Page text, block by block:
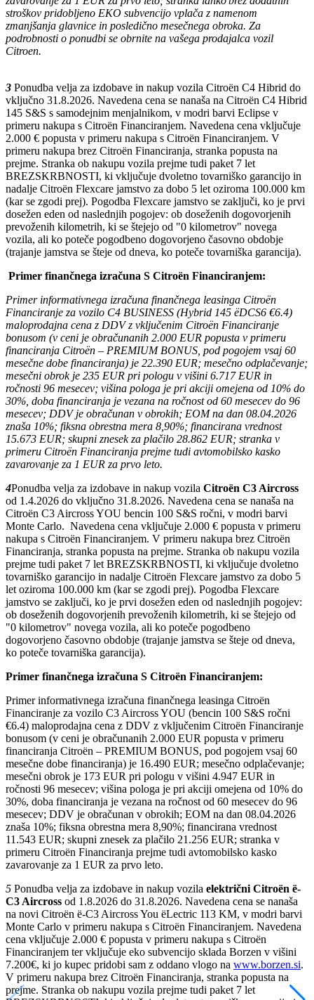
stroškov pridobljeno EKO subvencijo vplača z namenom
zmanjšanja glavnice in posledično mesečnega obroka. Za
podrobnosti o ponudbi se obrnite na vašega prodajalca vozil
Citroen.
3 Ponudba velja za izdobave in nakup vozila Citroën C4 Hibrid do
vključno 31.8.2026. Navedena cena se nanaša na Citroën C4 Hibrid
145 S&S s samodejnim menjalnikom, v modri barvi Eclipse v
primeru nakupa s Citroën Financiranjem. Navedena cena vključuje
2.000 € popusta v primeru nakupa s Citroën Financiranjem. V
primeru nakupa brez Citroën Financiranja, stranka popusta na
prejme. Stranka ob nakupu vozila prejme tudi paket 7 let
BREZSKRBNOSTI, ki vključuje dvoletno tovarniško garancijo in
nadalje Citroën Flexcare jamstvo za dobo 5 let oziroma 100.000 km
(kar se zgodi prej). Pogodba Flexcare jamstvo se zaključi, ko je prvi
dosežen eden od naslednjih pogojev: ob doseženih dogovorjenih
prevoženih kilometrih, ki se štejejo od "0 kilometrov" novega
vozila, ali ko poteče pogodbeno dogovorjeno časovno obdobje
(trajanje jamstva se šteje od dneva, ko poteče tovarniška garancija).
Primer finančnega izračuna S Citroën Financiranjem:
Primer informativnega izračuna finančnega leasinga Citroën
Financiranje za vozilo C4 BUSINESS (Hybrid 145 ëDCS6 €6.4)
maloprodajna cena z DDV z vključenim Citroën Financiranje
bonusom (v ceni je obračunanih 2.000 EUR popusta v primeru
financiranja Citroën – PREMIUM BONUS, pod pogojem vsaj 60
mesečne dobe financiranja) je 22.390 EUR; mesečno odplačevanje;
mesečni obrok je 235 EUR pri pologu v višini 6.717 EUR in
ročnosti 96 mesecev; višina pologa je pri akciji omejena od 10% do
30%, doba financiranja je vezana na ročnost od 60 mesecev do 96
mesecev; DDV je obračunan v obrokih; EOM na dan 08.04.2026
znaša 10%; fiksna obrestna mera 8,90%; financirana vrednost
15.673 EUR; skupni znesek za plačilo 28.862 EUR; stranka v
primeru Citroën Financiranja prejme tudi avtomobilsko kasko
zavarovanje za 1 EUR za prvo leto.
4Ponudba velja za izdobave in nakup vozila Citroën C3 Aircross
od 1.4.2026 do vključno 31.8.2026. Navedena cena se nanaša na
Citroën C3 Aircross YOU bencin 100 S&S ročni, v modri barvi
Monte Carlo. Navedena cena vključuje 2.000 € popusta v primeru
nakupa s Citroën Financiranjem. V primeru nakupa brez Citroën
Financiranja, stranka popusta na prejme. Stranka ob nakupu vozila
prejme tudi paket 7 let BREZSKRBNOSTI, ki vključuje dvoletno
tovarniško garancijo in nadalje Citroën Flexcare jamstvo za dobo 5
let oziroma 100.000 km (kar se zgodi prej). Pogodba Flexcare
jamstvo se zaključi, ko je prvi dosežen eden od naslednjih pogojev:
ob doseženih dogovorjenih prevoženih kilometrih, ki se štejejo od
"0 kilometrov" novega vozila, ali ko poteče pogodbeno
dogovorjeno časovno obdobje (trajanje jamstva se šteje od dneva,
ko poteče tovarniška garancija).
Primer finančnega izračuna S Citroën Financiranjem:
Primer informativnega izračuna finančnega leasinga Citroën
Financiranje za vozilo C3 Aircross YOU (bencin 100 S&S ročni
€6.4) maloprodajna cena z DDV z vključenim Citroën Financiranje
bonusom (v ceni je obračunanih 2.000 EUR popusta v primeru
financiranja Citroën – PREMIUM BONUS, pod pogojem vsaj 60
mesečne dobe financiranja) je 16.490 EUR; mesečno odplačevanje;
mesečni obrok je 173 EUR pri pologu v višini 4.947 EUR in
ročnosti 96 mesecev; višina pologa je pri akciji omejena od 10% do
30%, doba financiranja je vezana na ročnost od 60 mesecev do 96
mesecev; DDV je obračunan v obrokih; EOM na dan 08.04.2026
znaša 10%; fiksna obrestna mera 8,90%; financirana vrednost
11.543 EUR; skupni znesek za plačilo 21.256 EUR; stranka v
primeru Citroën Financiranja prejme tudi avtomobilsko kasko
zavarovanje za 1 EUR za prvo leto.
5 Ponudba velja za izdobave in nakup vozila električni Citroën ë-
C3 Aircross od 1.8.2026 do 31.8.2026. Navedena cena se nanaša
na novi Citroën ë-C3 Aircross You ëLectric 113 KM, v modri barvi
Monte Carlo v primeru nakupa s Citroën Financiranjem. Navedena
cena vključuje 2.000 € popusta v primeru nakupa s Citroën
Financiranjem ter vključuje eko subvencijo sklada Borzen v višini
7.200€, ki jo kupec pridobi sam z oddano vlogo na www.borzen.si.
V primeru nakupa brez Citroën Financiranja, stranka popusta na
prejme. Stranka ob nakupu vozila prejme tudi paket 7 let